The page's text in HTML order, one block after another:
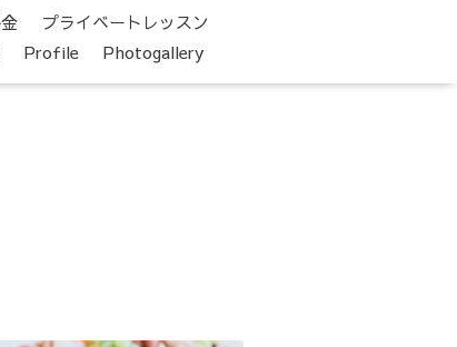
プライベートレッスン
Profile Photogallery